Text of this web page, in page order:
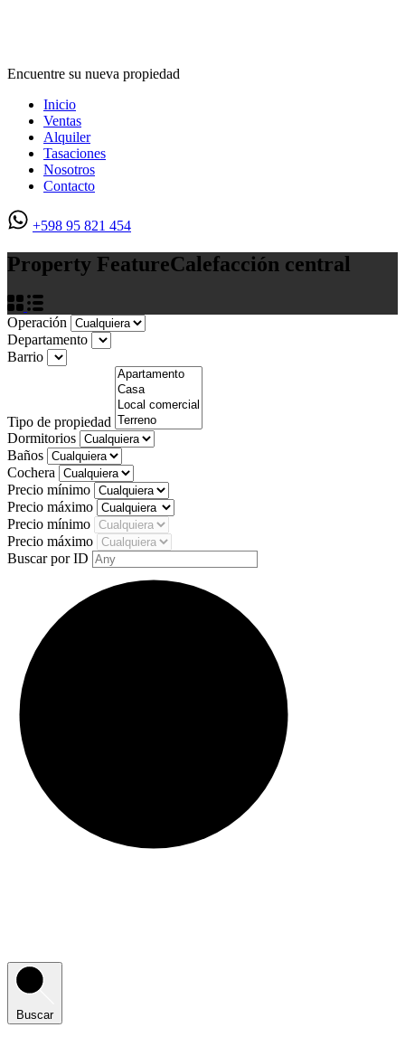
Encuentre su nueva propiedad
Inicio
Ventas
Alquiler
Tasaciones
Nosotros
Contacto
+598 95 821 454
Property FeatureCalefacción central
Operación
Departamento
Barrio
Tipo de propiedad
Dormitorios
Baños
Cochera
Precio mínimo
Precio máximo
Precio mínimo
Precio máximo
Buscar por ID
Buscar